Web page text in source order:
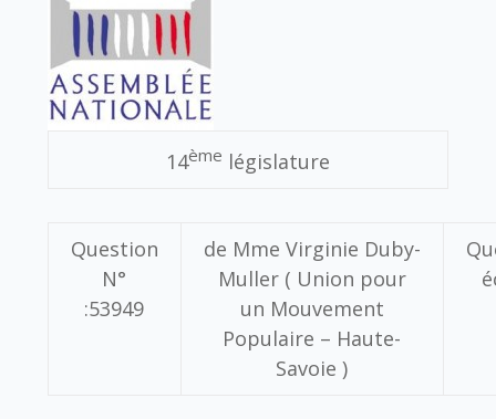
14ème législature
Question
N°
:53949
de Mme Virginie Duby-
Muller( Union pour
un Mouvement
Populaire – Haute-
Savoie )